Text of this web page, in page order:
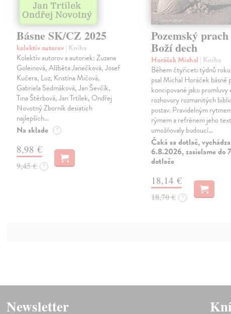
Básne SK/CZ 2025
kolektív autorov| Kniha
Kolektív autorov a autoriek: Zuzana
Goleinová, Alžběta Janečková, Josef
Kučera, Luz, Kristína Mičová,
Gabriela Sedmáková, Jan Ševčík,
Tina Štěrbová, Jan Trtílek, Ondřej
Novotný Zborník desiatich
najlepších…
Na sklade ?
8,98 €
9,45 € ?
Pozemský
Boží dech
Horáček Michal | Kniha
Během čtyřiceti týdnů
psal Michal Horáček básně
koncipované jako promluvy
rozhovory rozmanitých
postav. Pravidelným
rýmem a refrénem jeho
umožňovaly budoucí…
Čaká sa dotlač, vychádza
6.8.2026, zasielame do
dotlače
18,14 €
18,70 € ?
Newsletter